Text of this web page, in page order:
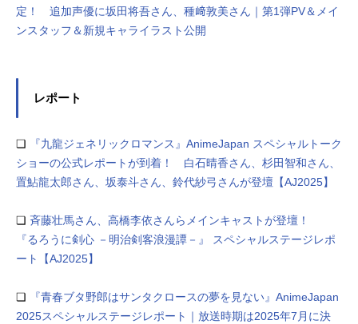
定！ 追加声優に坂田将吾さん、種﨑敦美さん｜第1弾PV＆メイ
ンスタッフ＆新規キャライラスト公開
レポート
❏
『九龍ジェネリックロマンス』AnimeJapan スペシャルトーク
ショーの公式レポートが到着！ 白石晴香さん、杉田智和さん、
置鮎龍太郎さん、坂泰斗さん、鈴代紗弓さんが登壇【AJ2025】
❏ ⻫藤壮⾺さん、⾼橋李依さんらメインキャストが登壇！
『るろうに剣⼼ －明治剣客浪漫譚－』 スペシャルステージレポ
ート【AJ2025】
❏
『青春ブタ野郎はサンタクロースの夢を見ない』AnimeJapan
2025スペシャルステージレポート｜放送時期は2025年7月に決